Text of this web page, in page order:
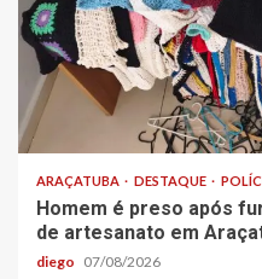
ARAÇATUBA DESTAQUE
Homem é preso após
de artesanato em
diego 07/08/2026